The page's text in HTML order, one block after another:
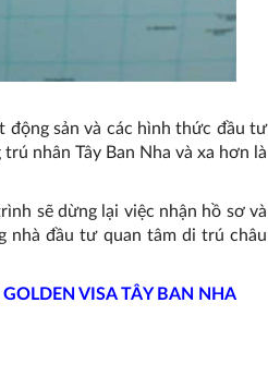
động sản và các hình thức đầu tư
nhân Tây Ban Nha và xa hơn là
sẽ dừng lại việc nhận hồ sơ và
nhà đầu tư quan tâm di trú châu
VISA TÂY BAN NHA